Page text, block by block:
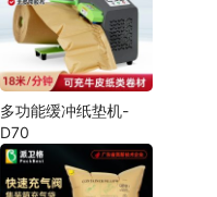
多功能缓冲纸垫机-
D70